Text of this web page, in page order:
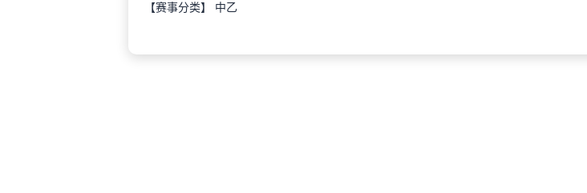
【赛事分类】 中乙